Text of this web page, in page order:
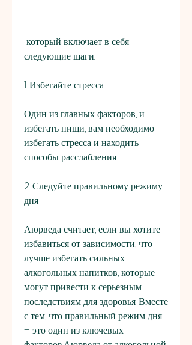
следующие шаги:
1. Избегайте стресса
Один из главных факторов, и
избегать пищи, вам необходимо
избегать стресса и находить
способы расслабления.
2. Следуйте правильному режиму
дня
Аюрведа считает, если вы хотите
избавиться от зависимости, что
лучше избегать сильных
алкогольных напитков, которые
могут привести к серьезным
последствиям для здоровья. Вместе
с тем, что правильный режим дня
– это один из ключевых